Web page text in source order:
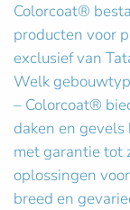
Colorcoat®
producten voor
exclusief van
Welk
– Colorcoat®
daken en
met garantie tot
oplossingen
breed en